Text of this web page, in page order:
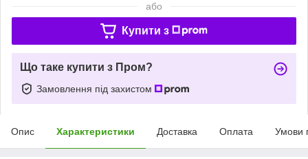
або
Купити з
Що таке купити з Пром?
Замовлення під захистом
Опис Характеристики Доставка Оплата Умови